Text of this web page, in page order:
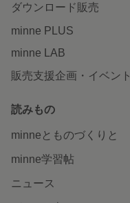
ダウンロード販売
minne PLUS
minne LAB
販売支援企画・イベント
読みもの
minneとものづくりと
minne学習帖
ニュース